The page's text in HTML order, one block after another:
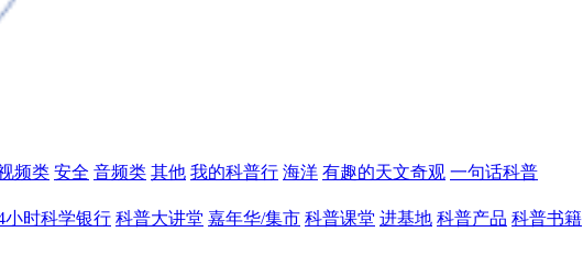
频类 安全 音频类 其他 我的科普行 海洋 有趣的天文奇观 一句话科普
小时科学银行 科普大讲堂 嘉年华/集市 科普课堂 进基地 科普产品 科普书籍